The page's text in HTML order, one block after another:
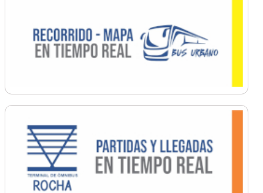
Ordenamiento
Promoción Social
Salud
Secretaría General